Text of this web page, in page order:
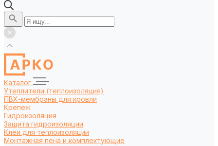
Каталог
Утеплители (теплоизоляция)
ПВХ-мембраны для кровли
Крепеж
Гидроизоляция
Защита гидроизоляции
Клеи для теплоизоляции
Монтажная пена и комплектующие